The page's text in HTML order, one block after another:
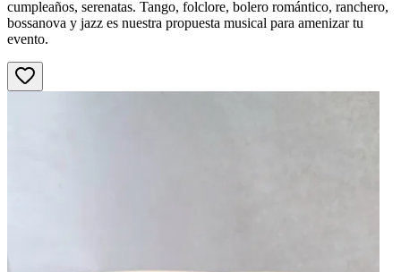
cumpleaños, serenatas. Tango, folclore, bolero romántico, ranchero,
bossanova y jazz es nuestra propuesta musical para amenizar tu
evento.